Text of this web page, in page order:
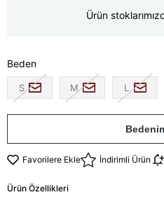
Ürün
Beden
S M L
Favorilere Ekle İndirimli Ürün
Ürün Özellikleri